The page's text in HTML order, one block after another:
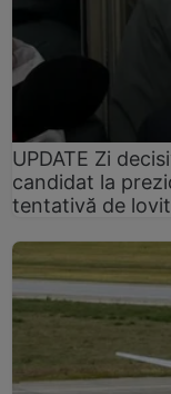
UPDATE Zi
candidat la
tentativă de